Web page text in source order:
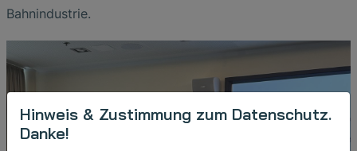
Bahnindustrie.
Hinweis & Zustimmung zum Datenschutz.
Danke!